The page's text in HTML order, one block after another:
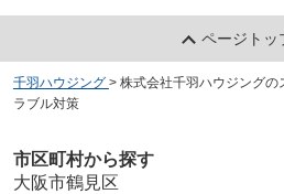
ページトッ
千羽ハウジング > 株式会社千羽ハウジングの
ラブル対策
市区町村から探す
大阪市鶴見区